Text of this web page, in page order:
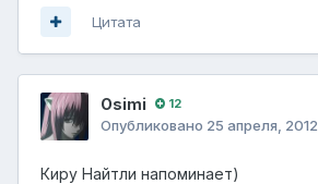
Цитата
Osimi 12
Опубликовано 25 апреля, 2012
Киру Найтли напоминает)